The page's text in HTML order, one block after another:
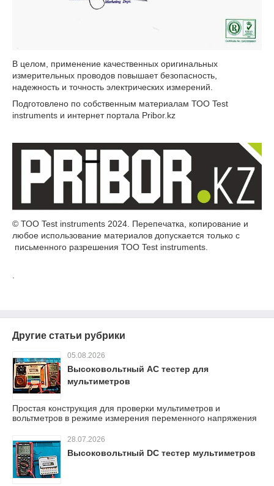
В целом, применение качественных оригинальных
измерительных проводов повышает безопасность,
надежность и точность электрических измерений.
Подготовлено по собственным материалам ТОО Test
instruments и интернет портала Pribor.kz
© ТОО Test instruments 2024. Перепечатка, копирование и
любое использование материалов допускается только с
письменного разрешения ТОО Test instruments.
Другие статьи рубрики
05.08.2026
Высоковольтный AC тестер для
мультиметров
Простая конструкция для проверки мультиметров и
вольтметров в режиме измерения переменного напряжения
28.07.2026
Высоковольтный DC тестер мультиметров